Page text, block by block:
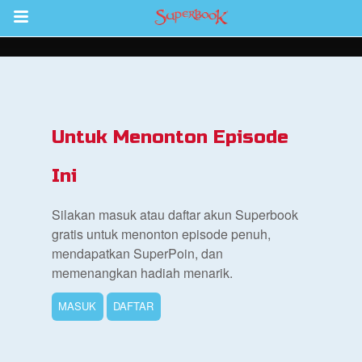
Return to Content
Alkitab untuk Anak
Untuk Menonton Episode
Ini
Silakan masuk atau daftar akun Superbook
gratis untuk menonton episode penuh,
mendapatkan SuperPoin, dan
memenangkan hadiah menarik.
MASUK DAFTAR